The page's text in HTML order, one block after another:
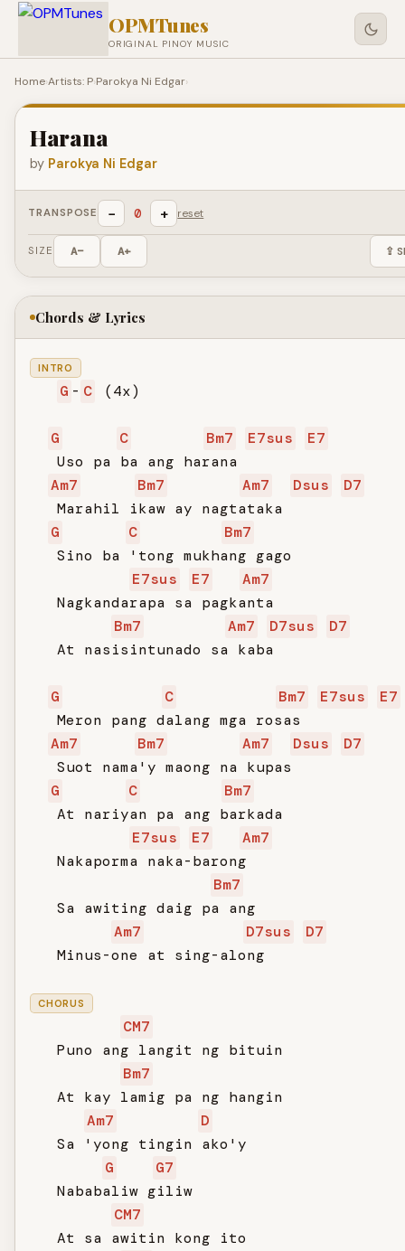
OPMTunes
ORIGINAL PINOY MUSIC
Home›Artists: P›Parokya Ni Edgar›
Harana
by Parokya Ni Edgar
TRANSPOSE − 0 + reset
SIZE A− A+ ⇪
Chords & Lyrics
INTRO
G - C (4x)
G C Bm7 E7sus
E7
   Uso pa ba ang harana
Am7
Bm7 Am7 Dsus
D7
   Marahil ikaw ay nagtataka
G
C
Bm7
   Sino ba 'tong mukhang gago
E7sus
E7
Am7
   Nagkandarapa sa pagkanta
Bm7
Am7 D7sus
D7
   At nasisintunado sa kaba
G C Bm7 E7sus
E7
   Meron pang dalang mga rosas
Am7
Bm7 Am7 Dsus
D7
   Suot nama'y maong na kupas
G
C
Bm7
   At nariyan pa ang barkada
E7sus
E7
Am7
   Nakaporma naka-barong
Bm7
   Sa awiting daig pa ang
Am7
D7sus
D7
   Minus-one at sing-along
CHORUS
CM7
   Puno ang langit ng bituin
Bm7
   At kay lamig pa ng hangin
Am7
D
   Sa 'yong tingin ako'y
G
G7
   Nababaliw giliw
CM7
   At sa awitin kong ito